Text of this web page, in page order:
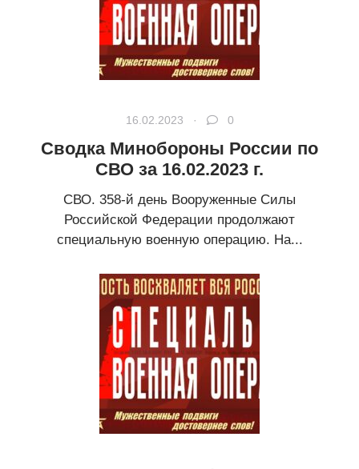
16.02.2023 · 0
Сводка Минобороны России по
СВО за 16.02.2023 г.
СВО. 358-й день Вооруженные Силы
Российской Федерации продолжают
специальную военную операцию. На...